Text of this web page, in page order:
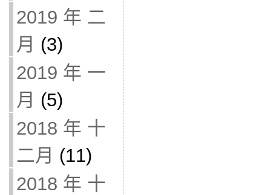
2019 年 二
月 (3)
2019 年 一
月 (5)
2018 年 十
二月 (11)
2018 年 十